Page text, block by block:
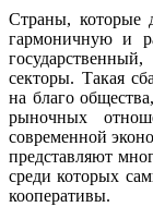
Страны, которые
гармоничную и
секторы. Такая
на благо
рыночных
современной
представляют
среди которых
кооперативы.